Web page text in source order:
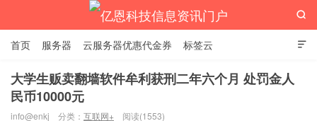
亿恩科技信息资讯门户

首页 服务器 云服务器优惠代金券 标签云

大学生贩卖翻墙软件牟利获刑二年六个月 处罚金人
民币10000元
info@enkj 分类： 互联网+ 阅读(1553)